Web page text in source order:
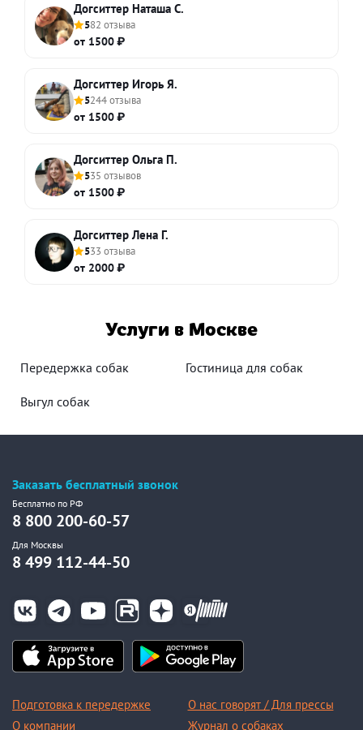
Догситтер Наташа С.
582 отзыва
от 1500 ₽
Догситтер Игорь Я.
5244 отзыва
от 1500 ₽
Догситтер Ольга П.
535 отзывов
от 1500 ₽
Догситтер Лена Г.
533 отзыва
от 2000 ₽
Услуги в Москве
Передержка собак Гостиница для собак
Выгул собак
Заказать бесплатный звонок
Бесплатно по РФ
8 800 200-60-57
Для Москвы
8 499 112-44-50
Подготовка к передержке
О компании
О нас говорят / Для прессы
Журнал о собаках